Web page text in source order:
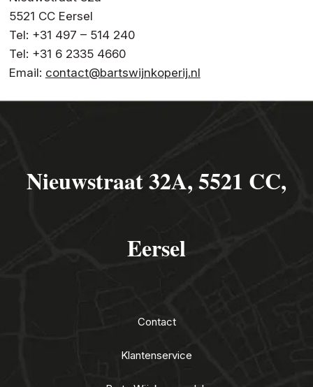
5521 CC Eersel
Tel: +31 497 – 514 240
Tel: +31 6 2335 4660
Email: contact@bartswijnkoperij.nl
Nieuwstraat 32A, 5521 CC,
Eersel
Contact
Klantenservice